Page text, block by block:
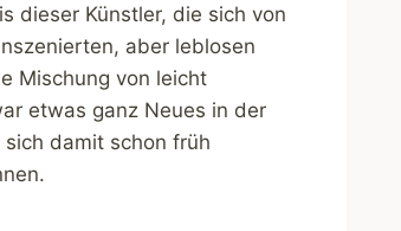
dieser Künstler, die sich von
aber leblosen
Mischung von leicht
etwas ganz Neues in der
damit schon früh